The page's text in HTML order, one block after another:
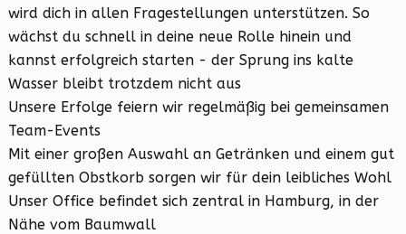
wird dich in allen Fragestellungen unterstützen. So
wächst du schnell in deine neue Rolle hinein und
kannst erfolgreich starten - der Sprung ins kalte
Wasser bleibt trotzdem nicht aus
Unsere Erfolge feiern wir regelmäßig bei gemeinsamen
Team-Events
Mit einer großen Auswahl an Getränken und einem gut
gefüllten Obstkorb sorgen wir für dein leibliches Wohl
Unser Office befindet sich zentral in Hamburg, in der
Nähe vom Baumwall